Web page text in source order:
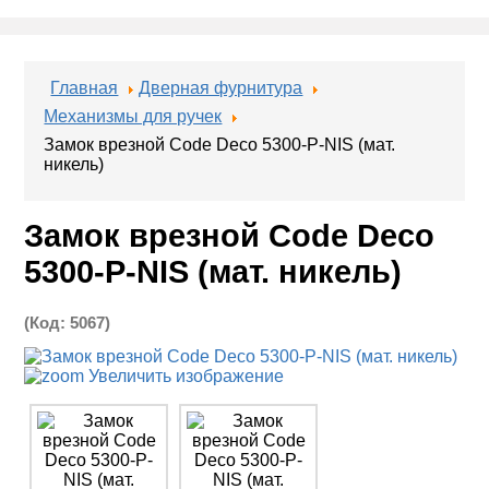
Главная
Дверная фурнитура
Механизмы для ручек
Замок врезной Code Deco 5300-P-NIS (мат.
никель)
Замок врезной Code Deco
5300-P-NIS (мат. никель)
(Код:5067)
Увеличить изображение